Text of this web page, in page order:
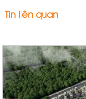
Tin liên quan